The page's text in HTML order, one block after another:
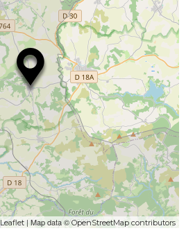
Leaflet | Map data ©OpenStreetMap contributors